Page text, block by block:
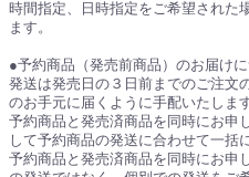
時間指定、日時指定をご希望された
ます。
●予約商品（発売前商品）のお届け
発送は発売日の３日前までのご注文
のお手元に届くように手配いたします
予約商品と発売済商品を同時にお申
して予約商品の発送に合わせて一括
予約商品と発売済商品を同時にお申